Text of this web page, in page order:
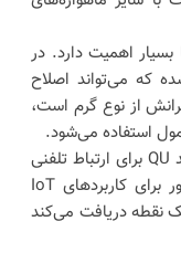
اهمیت دارد. در
که می‌تواند اصلاح
پیشرانش از نوع گرم است،
استفاده می‌شود.
کاربرد مشخص این ماهواره مخابراتی در باند QU برای ارتباط تلفنی
و سرویس استور فوروارد است. بخش استور برای کاربردهای IoT
نقطه دریافت می‌کند